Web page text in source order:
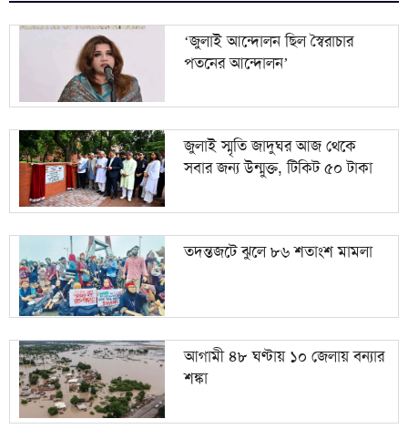
৯ ব্যারিস্টার কায়সার কামালের
সাকিবের মাগুরার বাড়িতে হামলা ও ভাঙচুর
‘জুলাই আন্দোলন ছিল স্বৈরাচার
পতনের আন্দোলন’
জুলাই স্মৃতি জাদুঘর আজ থেকে
সবার জন্য উন্মুক্ত, টিকিট ৫০ টাকা
তদন্তজটে ঝুলে ৮৬ শতাংশ মামলা
আগামী ৪৮ ঘণ্টায় ১০ জেলায় বন্যার
শঙ্কা